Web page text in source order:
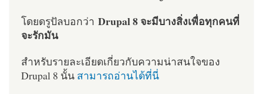
โดยดรูปัลบอกว่า Drupal 8 จะมีบางสิ่งเพื่อทุกคนที่
จะรักมัน
สำหรับรายละเอียดเกี่ยวกับความน่าสนใจของ
Drupal 8 นั้น สามารถอ่านได้ที่นี่